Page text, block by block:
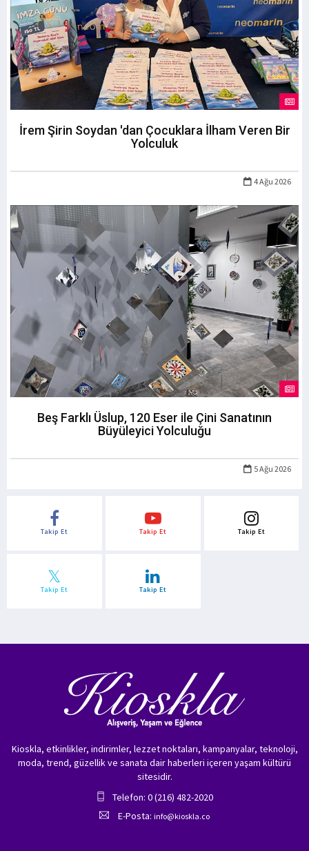
İrem Şirin Soydan 'dan Çocuklara İlham Veren Bir
Yolculuk
4 Ağu 2026
Beş Farklı Üslup, 120 Eser ile Çini Sanatının
Büyüleyici Yolculuğu
5 Ağu 2026
Takip Et Takip Et Takip Et
Takip Et Takip Et
Kioskla, etkinlikler, indirimler, lezzet noktaları, kampanyalar, teknoloji,
moda, trend, güzellik ve sanata dair haberleri içeren yaşam kültürü
sitesidir.
Telefon: 0 (216) 482-2020
E-Posta: info@kioskla.co